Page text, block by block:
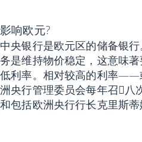
响欧元?
央银行是欧元区的储备银
是维持物价稳定，这意味著
低利率。相对较高的利率
央行管理委员会每年召𫔭
包括欧洲央行行长克里斯